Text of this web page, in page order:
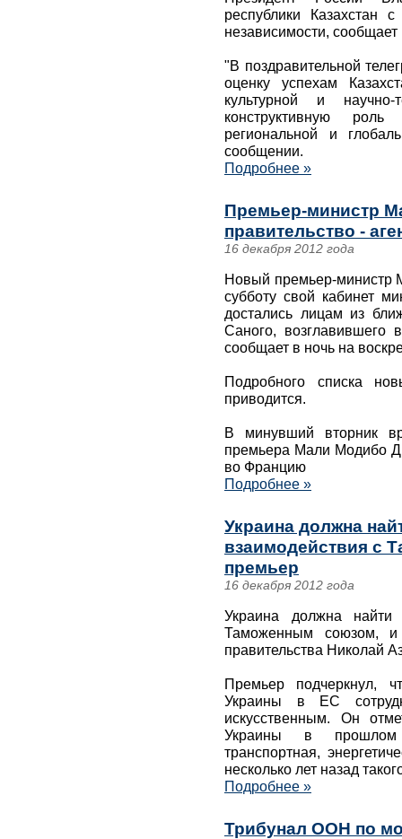
республики Казахстан
независимости,
"В поздравительной
оценку успехам
культурной и научно-
конструктивную
региональной и
сообщении.
Подробнее »
Премьер-министр
правительство -
16 декабря 2012 года
Новый премьер-министр
субботу свой кабинет
достались лицам из
Саного, возглавившего
сообщает в ночь на
Подробного списка
приводится.
В минувший вторник
премьера Мали Модибо
во Францию
Подробнее »
Украина должна
взаимодействия с
премьер
16 декабря 2012 года
Украина должна найти
Таможенным союзом, и
правительства Николай
Премьер подчеркнул,
Украины в ЕС
искусственным. Он
Украины в прошлом
транспортная,
несколько лет назад
Подробнее »
Трибунал ООН по